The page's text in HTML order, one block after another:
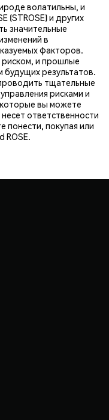
волатильны, и
(STROSE) и других
значительные
в
факторов.
риском, и прошлые
будущих результатов.
тщательные
рисками и
вы можете
ответственности
покупая или
ROSE.